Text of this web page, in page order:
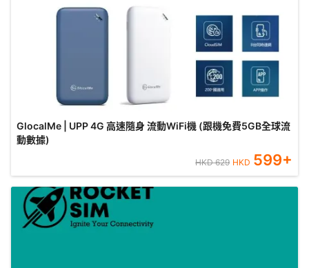
GlocalMe | UPP 4G 高速隨身 流動WiFi機 (跟機免費5GB全球流
動數據)
HKD629 HKD 599+